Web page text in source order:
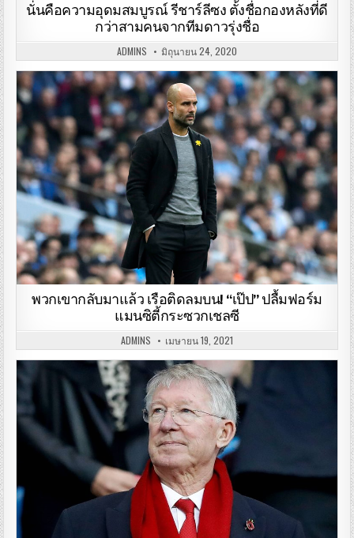
นั่นคือความอุดมสมบูรณ์ รีชาร์ลีซง ตั้งชื่อกองหลังที่ดี
กว่าสามคนจากทีมดาวรุ่งชื่อ
ADMINS มิถุนายน 24, 2020
พวกเขากลับมาแล้ว เรือติดลมบน! “เป๊ป” ปลื้มฟอร์ม
แมนซิตี้กระซวกเชลซี
ADMINS เมษายน 19, 2021